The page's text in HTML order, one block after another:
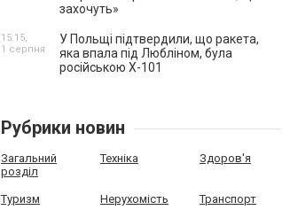
захочуть»
У Польщі підтвердили, що ракета,
яка впала під Любліном, була
російською Х-101
15:15,
1 серпня
Рубрики новин
Загальний
розділ
Техніка Здоров'я
Туризм Нерухомість Транспорт